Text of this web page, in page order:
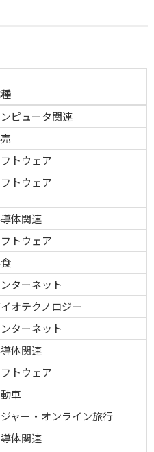
ピュータ関連
トウェア
トウェア
体関連
トウェア
ターネット
オテクノロジー
ターネット
体関連
トウェア
車
ジャー・オンライン旅行
体関連